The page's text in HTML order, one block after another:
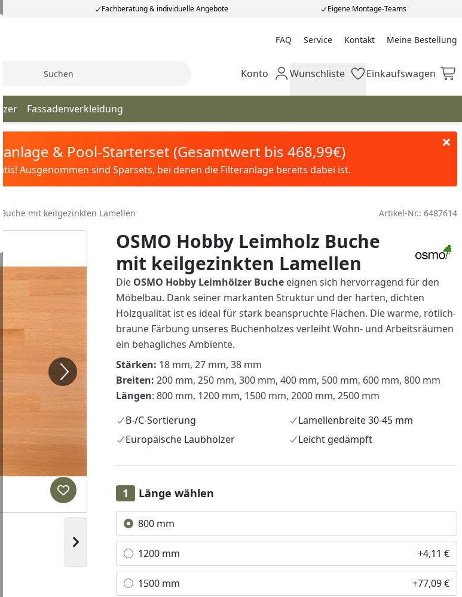
Fachberatung & individuelle Angebote Eigene Montage-Teams
FAQ Service Kontakt Meine Bestellung
Meine Bestellung
Mein Konto
Konto Wunschliste
Wunschliste Einkaufswagen
Einkaufswagen
Fassadenverkleidung
& Pool-Starterset (Gesamtwert bis 468,99€)
Ausgenommen sind Sparsets, bei denen die Filteranlage bereits dabei ist.
Buche mit keilgezinkten Lamellen Artikel-Nr.: 6487614
Nächstes Bild anzeigen
Produkt zur Wunschliste hinzufügen
OSMO Hobby Leimholz Buche
mit keilgezinkten Lamellen
Die OSMO Hobby Leimhölzer Bucheeignen sich hervorragend für den
Möbelbau. Dank seiner markanten Struktur und der harten, dichten
Holzqualität ist es ideal für stark beanspruchte Flächen. Die warme, rötlich-
braune Färbung unseres Buchenholzes verleiht Wohn- und Arbeitsräumen
ein behagliches Ambiente.
Stärken: 18 mm, 27 mm, 38 mm
Breiten: 200 mm, 250 mm, 300 mm, 400 mm, 500 mm, 600 mm, 800 mm
Längen: 800 mm, 1200 mm, 1500 mm, 2000 mm, 2500 mm
B-/C-Sortierung
Lamellenbreite 30-45 mm
Europäische Laubhölzer
Leicht gedämpft
Länge wählen
Alle anzeigen (5)
800 mm
1200 mm +4,11 €
1500 mm +77,09 €